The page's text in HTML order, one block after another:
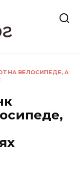
НА ВЕЛОСИПЕДЕ, А